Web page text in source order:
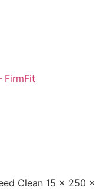
FirmFit
Clean 15 x 250 x